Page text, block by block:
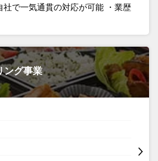
社で一気通貫の対応が可能 ・業歴
ング事業